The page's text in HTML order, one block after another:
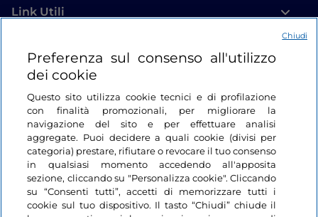
Link Utili
Login
Restiamo in contatto
Preferenza sul consenso all'utilizzo
dei cookie
Questo sito utilizza cookie tecnici e di profilazione
con finalità promozionali, per migliorare la
navigazione del sito e per effettuare analisi
aggregate. Puoi decidere a quali cookie (divisi per
categoria) prestare, rifiutare o revocare il tuo consenso
in qualsiasi momento accedendo all'apposita
sezione, cliccando su "Personalizza cookie". Cliccando
su “Consenti tutti”, accetti di memorizzare tutti i
cookie sul tuo dispositivo. Il tasto “Chiudi” chiude il
Chiudi